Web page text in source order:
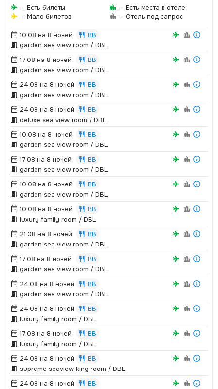
— Есть билеты
— Мало билетов
— Есть места в отеле
— Отель под запрос
10.08 на 8 ночей
BB
garden sea view room / DBL
17.08 на 8 ночей
BB
garden sea view room / DBL
24.08 на 8 ночей
BB
garden sea view room / DBL
24.08 на 8 ночей
BB
deluxe sea view room / DBL
10.08 на 8 ночей
BB
garden sea view room / DBL
17.08 на 8 ночей
BB
garden sea view room / DBL
10.08 на 8 ночей
BB
garden sea view room / DBL
10.08 на 8 ночей
BB
luxury family room / DBL
21.08 на 8 ночей
BB
garden sea view room / DBL
17.08 на 8 ночей
BB
garden sea view room / DBL
24.08 на 8 ночей
BB
garden sea view room / DBL
24.08 на 8 ночей
BB
luxury family room / DBL
17.08 на 8 ночей
BB
luxury family room / DBL
24.08 на 8 ночей
BB
supreme seaview king room / DBL
24.08 на 8 ночей
BB